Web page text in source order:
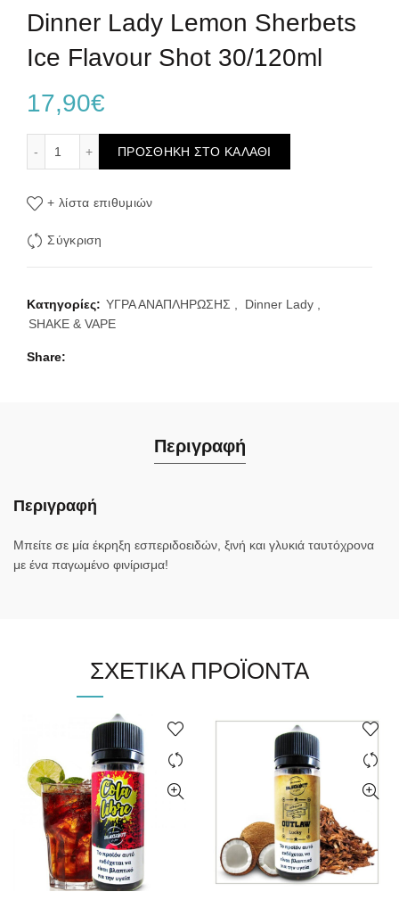
Dinner Lady Lemon Sherbets
Ice Flavour Shot 30/120ml
17,90€
ΠΡΟΣΘΉΚΗ ΣΤΟ ΚΑΛΆΘΙ
+ λίστα επιθυμιών
Σύγκριση
Κατηγορίες: ΥΓΡΑ ΑΝΑΠΛΗΡΩΣΗΣ , Dinner Lady ,
SHAKE & VAPE
Share
Περιγραφή
Περιγραφή
Μπείτε σε μία έκρηξη εσπεριδοειδών, ξινή και γλυκιά ταυτόχρονα
με ένα παγωμένο φινίρισμα!
ΣΧΕΤΙΚΆ ΠΡΟΪΌΝΤΑ